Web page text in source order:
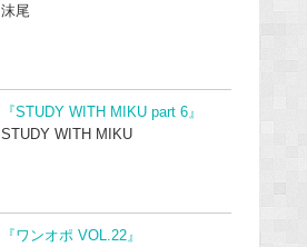
沫尾
『STUDY WITH MIKU part 6』
STUDY WITH MIKU
『ワンオポ VOL.22』